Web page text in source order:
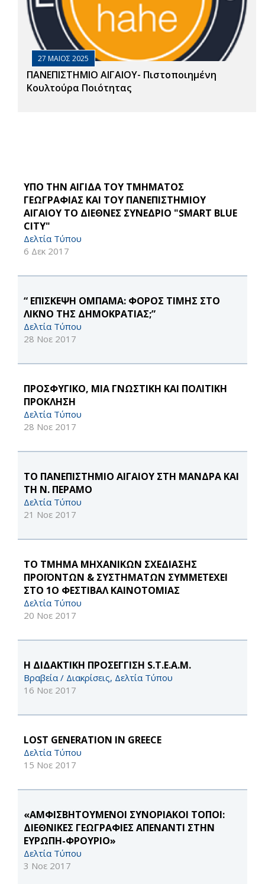
27 ΜΑΙΟΣ 2025
ΠΑΝΕΠΙΣΤΗΜΙΟ ΑΙΓΑΙΟΥ- Πιστοποιημένη
Κουλτούρα Ποιότητας
YΠΟ ΤΗΝ ΑΙΓΙΔΑ ΤΟΥ ΤΜΗΜΑΤΟΣ
ΓΕΩΓΡΑΦΙΑΣ ΚΑΙ ΤΟΥ ΠΑΝΕΠΙΣΤΗΜΙΟΥ
ΑΙΓΑΙΟΥ ΤΟ ΔΙΕΘΝΕΣ ΣΥΝΕΔΡΙΟ "SMART BLUE
CITY"
Δελτία Τύπου
6 Δεκ 2017
“ ΕΠΙΣΚΕΨΗ ΟΜΠΑΜΑ: ΦΟΡΟΣ ΤΙΜΗΣ ΣΤΟ
ΛΙΚΝΟ ΤΗΣ ΔΗΜΟΚΡΑΤΙΑΣ;”
Δελτία Τύπου
28 Νοε 2017
ΠΡΟΣΦΥΓΙΚΟ, ΜΙΑ ΓΝΩΣΤΙΚΗ ΚΑΙ ΠΟΛΙΤΙΚΗ
ΠΡΟΚΛΗΣΗ
Δελτία Τύπου
28 Νοε 2017
ΤΟ ΠΑΝΕΠΙΣΤΗΜΙΟ ΑΙΓΑΙΟΥ ΣΤΗ ΜΑΝΔΡΑ ΚΑΙ
ΤΗ Ν. ΠΕΡΑΜΟ
Δελτία Τύπου
21 Νοε 2017
ΤΟ ΤΜΗΜΑ ΜΗΧΑΝΙΚΩΝ ΣΧΕΔΙΑΣΗΣ
ΠΡΟΪΟΝΤΩΝ & ΣΥΣΤΗΜΑΤΩΝ ΣΥΜΜΕΤΕΧΕΙ
ΣΤΟ 1Ο ΦΕΣΤΙΒΑΛ ΚΑΙΝΟΤΟΜΙΑΣ
Δελτία Τύπου
20 Νοε 2017
Η ΔΙΔΑΚΤΙΚΗ ΠΡΟΣΕΓΓΙΣΗ S.T.E.A.M.
Βραβεία / Διακρίσεις, Δελτία Τύπου
16 Νοε 2017
LOST GENERATION IN GREECE
Δελτία Τύπου
15 Νοε 2017
«ΑΜΦΙΣΒΗΤΟΥΜΕΝΟΙ ΣΥΝΟΡΙΑΚΟΙ ΤΟΠΟΙ:
ΔΙΕΘΝΙΚΕΣ ΓΕΩΓΡΑΦΙΕΣ ΑΠΕΝΑΝΤΙ ΣΤΗΝ
ΕΥΡΩΠΗ-ΦΡΟΥΡΙΟ»
Δελτία Τύπου
3 Νοε 2017